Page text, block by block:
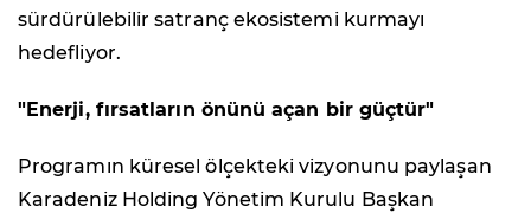
sürdürülebilir satranç ekosistemi kurmayı
hedefliyor.
"Enerji, fırsatların önünü açan bir güçtür"
Programın küresel ölçekteki vizyonunu paylaşan
Karadeniz Holding Yönetim Kurulu Başkan